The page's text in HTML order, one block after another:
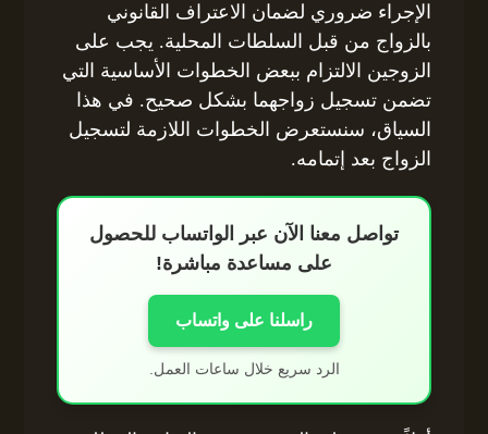
الإجراء ضروري لضمان الاعتراف القانوني
بالزواج من قبل السلطات المحلية. يجب على
الزوجين الالتزام ببعض الخطوات الأساسية التي
تضمن تسجيل زواجهما بشكل صحيح. في هذا
السياق، سنستعرض الخطوات اللازمة لتسجيل
الزواج بعد إتمامه.
تواصل معنا الآن عبر الواتساب للحصول
على مساعدة مباشرة!
راسلنا على واتساب
الرد سريع خلال ساعات العمل.